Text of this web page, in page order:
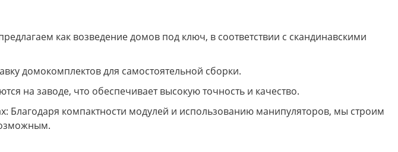
как возведение домов под ключ, в соответствии с скандинавскими
домокомплектов для самостоятельной сборки.
на заводе, что обеспечивает высокую точность и качество.
Благодаря компактности модулей и использованию манипуляторов, мы строим